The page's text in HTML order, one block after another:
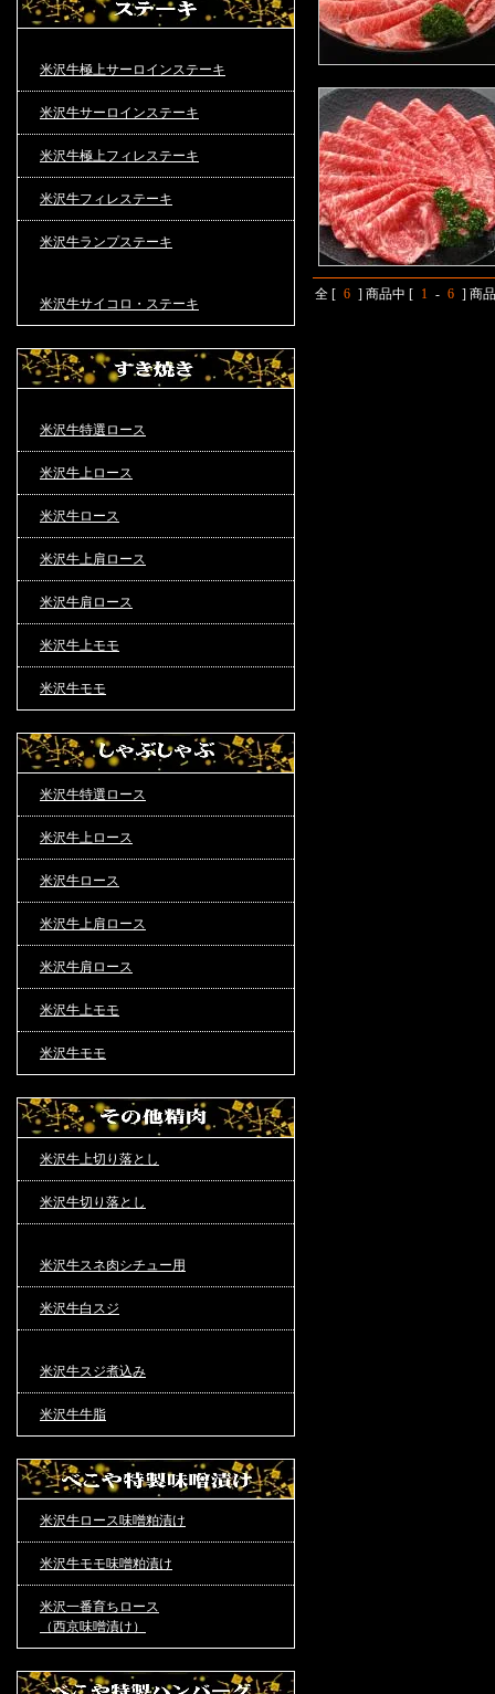
米沢牛極上サーロインステーキ
米沢牛サーロインステーキ
米沢牛極上フィレステーキ
米沢牛フィレステーキ
米沢牛ランプステーキ
米沢牛サイコロ・ステーキ
米沢牛特選ロース
米沢牛上ロース
米沢牛ロース
米沢牛上肩ロース
米沢牛肩ロース
米沢牛上モモ
米沢牛モモ
米沢牛特選ロース
米沢牛上ロース
米沢牛ロース
米沢牛上肩ロース
米沢牛肩ロース
米沢牛上モモ
米沢牛モモ
米沢牛上切り落とし
米沢牛切り落とし
米沢牛スネ肉シチュー用
米沢牛白スジ
米沢牛スジ煮込み
米沢牛牛脂
米沢牛ロース味噌粕漬け
米沢牛モモ味噌粕漬け
米沢一番育ちロース
（西京味噌漬け）
全 [ 6 ] 商品中 [ 1 - 6 ] 商